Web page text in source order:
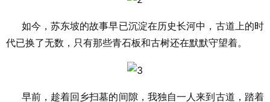
如今，苏东坡的故事早已沉淀在历史长河中，古道上的时
代已换了无数，只有那些青石板和古树还在默默守望着。
早前，趁着回乡扫墓的间隙，我独自一人来到古道，踏着